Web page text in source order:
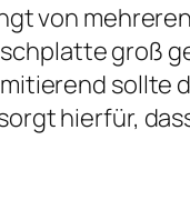
von
groß
sollte
hierfür,